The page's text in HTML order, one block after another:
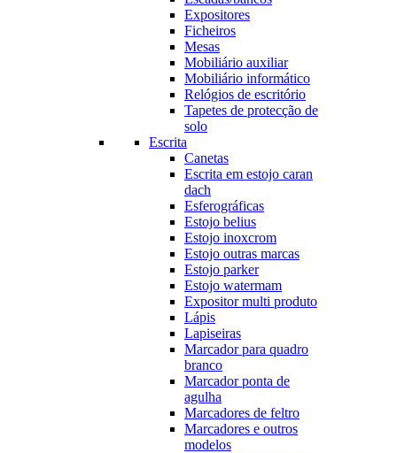
Expositores
Ficheiros
Mesas
Mobiliário auxiliar
Mobiliário informático
Relógios de escritório
Tapetes de protecção de
solo
Escrita
Canetas
Escrita em estojo caran
dach
Esferográficas
Estojo belius
Estojo inoxcrom
Estojo outras marcas
Estojo parker
Estojo watermam
Expositor multi produto
Lápis
Lapiseiras
Marcador para quadro
branco
Marcador ponta de
agulha
Marcadores de feltro
Marcadores e outros
modelos